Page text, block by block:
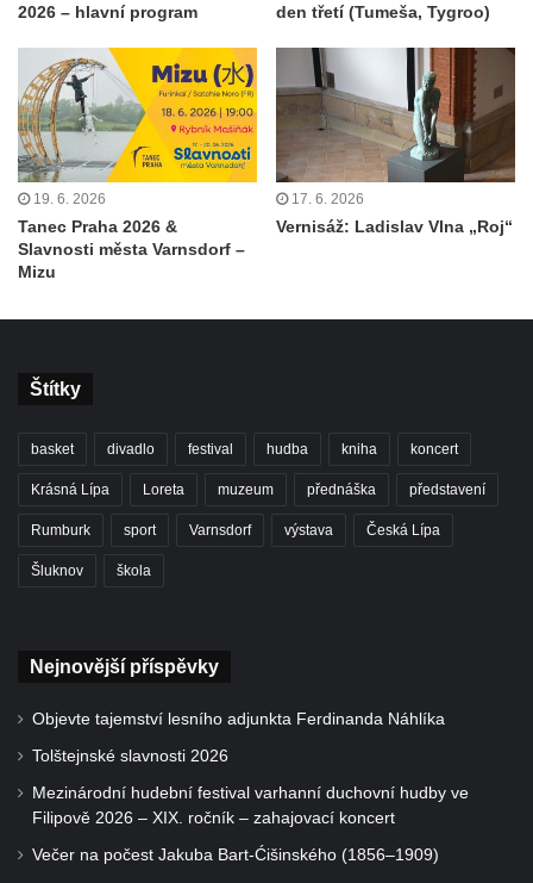
2026 – hlavní program
den třetí (Tumeša, Tygroo)
19. 6. 2026
Tanec Praha 2026 &
Slavnosti města Varnsdorf –
Mizu
17. 6. 2026
Vernisáž: Ladislav Vlna „Roj“
Štítky
basket divadlo festival hudba kniha koncert
Krásná Lípa Loreta muzeum přednáška představení
Rumburk sport Varnsdorf výstava Česká Lípa
Šluknov škola
Nejnovější příspěvky
Objevte tajemství lesního adjunkta Ferdinanda Náhlíka
Tolštejnské slavnosti 2026
Mezinárodní hudební festival varhanní duchovní hudby ve
Filipově 2026 – XIX. ročník – zahajovací koncert
Večer na počest Jakuba Bart-Ćišinského (1856–1909)